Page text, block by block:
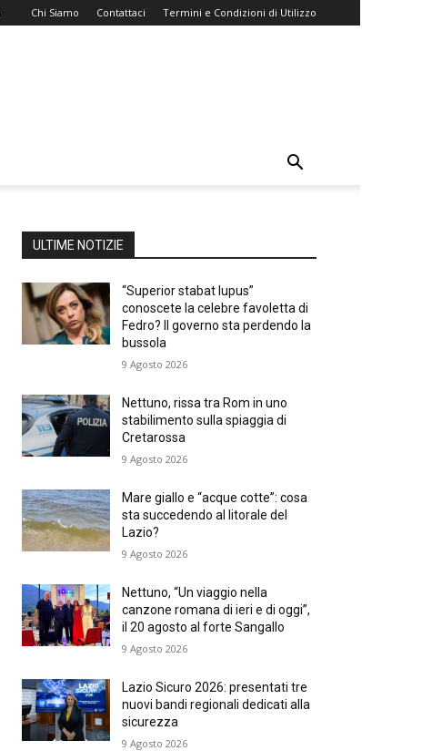
Chi Siamo Contattaci Termini e Condizioni di Utilizzo
ULTIME NOTIZIE
“Superior stabat lupus”
conoscete la celebre favoletta di
Fedro? Il governo sta perdendo la
bussola
9 Agosto 2026
Nettuno, rissa tra Rom in uno
stabilimento sulla spiaggia di
Cretarossa
9 Agosto 2026
Mare giallo e “acque cotte”: cosa
sta succedendo al litorale del
Lazio?
9 Agosto 2026
Nettuno, “Un viaggio nella
canzone romana di ieri e di oggi”,
il 20 agosto al forte Sangallo
9 Agosto 2026
Lazio Sicuro 2026: presentati tre
nuovi bandi regionali dedicati alla
sicurezza
9 Agosto 2026